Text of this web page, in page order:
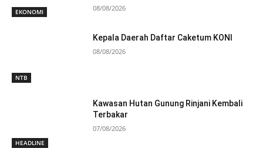
EKONOMI 08/08/2026
NTB
Kepala Daerah Daftar Caketum KONI
08/08/2026
HEADLINE
Kawasan Hutan Gunung Rinjani Kembali
Terbakar
07/08/2026